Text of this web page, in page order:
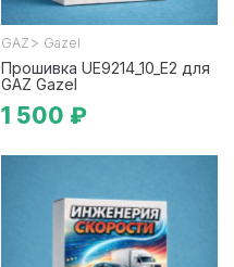
GAZ > Gazel
Прошивка UE9214_10_E2 для
GAZ Gazel
1 500 ₽